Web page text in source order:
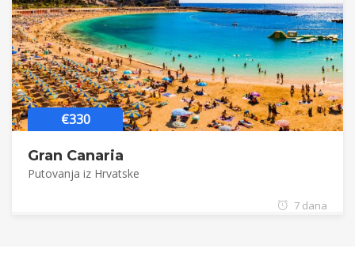
€330
Gran Canaria
Putovanja iz Hrvatske
7 dana